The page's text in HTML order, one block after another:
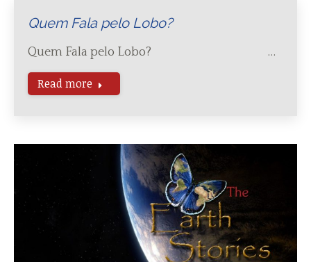
Quem Fala pelo Lobo?
Quem Fala pelo Lobo? …
Read more